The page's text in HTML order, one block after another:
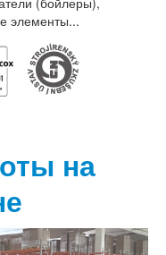
элементы...
на